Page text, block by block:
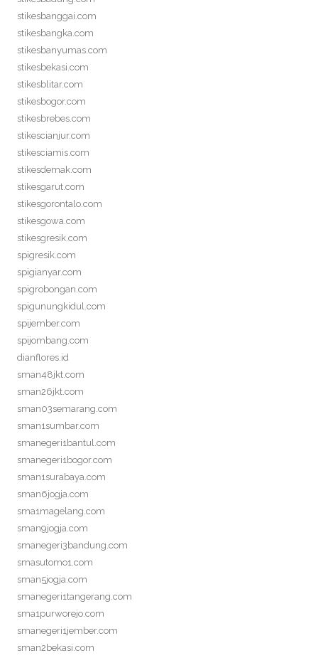
stikesbanggai.com
stikesbangka.com
stikesbanyumas.com
stikesbekasi.com
stikesblitar.com
stikesbogor.com
stikesbrebes.com
stikescianjur.com
stikesciamis.com
stikesdemak.com
stikesgarut.com
stikesgorontalo.com
stikesgowa.com
stikesgresik.com
spigresik.com
spigianyar.com
spigrobongan.com
spigunungkidul.com
spijember.com
spijombang.com
dianflores.id
sman48jkt.com
sman26jkt.com
sman03semarang.com
sman1sumbar.com
smanegeri1bantul.com
smanegeri1bogor.com
sman1surabaya.com
sman6jogja.com
sma1magelang.com
sman9jogja.com
smanegeri3bandung.com
smasutomo1.com
sman5jogja.com
smanegeri1tangerang.com
sma1purworejo.com
smanegeri1jember.com
sman2bekasi.com